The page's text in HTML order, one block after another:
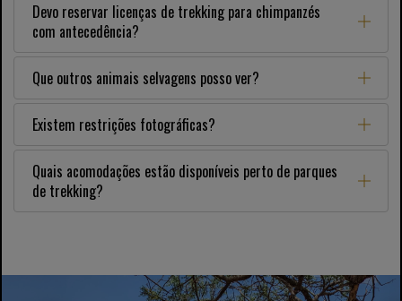
Devo reservar licenças de trekking para chimpanzés
com antecedência?
Que outros animais selvagens posso ver?
Existem restrições fotográficas?
Quais acomodações estão disponíveis perto de parques
de trekking?